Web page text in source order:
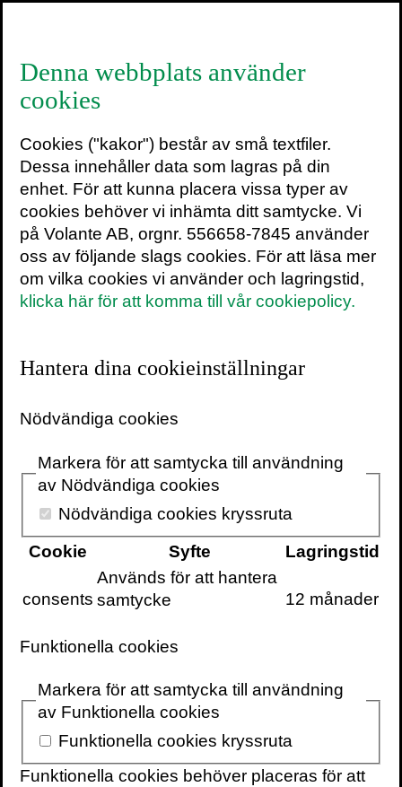
KÖP WIM HOF-METODEN HÄR
LÄS MER OM WIM HOF-METODEN HÄR
Grundandning
Håll värmen
Köldexponering för nybörjare
Värm händerna och fötterna i iskallt
Han har blivit känd som ”Ismannen” med
Wim Hof har tillbringat timmar i iskallt vatten
ökensand som över arktiska vidder. Hans
största bedrift är dock att ha skapat
metoden som var dag förändrar tusentals
människors liv genom djupandning och
kyla.
Wim Hofs budskap är att du kan göra det
ditt psykiska välbefinnande, förbättra din
kontrollen i stressade situationer.
Du kan helt enkelt bli starkare, friskare och
Wim Hof-metoden
Denna webbplats använder
cookies
Cookies ("kakor") består av små textfiler.
Dessa innehåller data som lagras på din
enhet. För att kunna placera vissa typer av
cookies behöver vi inhämta ditt samtycke. Vi
på Volante AB, orgnr. 556658-7845 använder
oss av följande slags cookies. För att läsa mer
om vilka cookies vi använder och lagringstid,
klicka här för att komma till vår cookiepolicy.
Hantera dina cookieinställningar
Nödvändiga cookies
Markera för att samtycka till användning
av Nödvändiga cookies
Nödvändiga cookies kryssruta
Cookie
Syfte Lagringstid
consents
Används för att hantera
samtycke
12 månader
Funktionella cookies
Markera för att samtycka till användning
av Funktionella cookies
Funktionella cookies kryssruta
Funktionella cookies behöver placeras för att